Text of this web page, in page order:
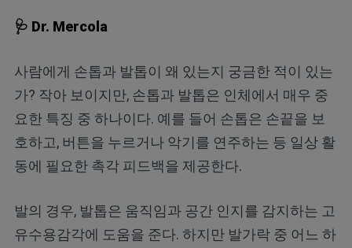
🩺 Dr. Mercola
사람에게 손톱과 발톱이 왜 있는지 궁금한 적이 있는
가? 작아 보이지만, 손톱과 발톱은 인체에서 매우 중
요한 특징 중 하나이다. 예를 들어 손톱은 손끝을 보
호하고, 버튼을 누르거나 악기를 연주하는 등 일상 활
동에 필요한 촉각 피드백을 제공한다.
발의 경우, 발톱은 움직임과 공간 인지를 감지하는 고
유수용감각에 도움을 준다. 하지만 발가락 중 어느 하